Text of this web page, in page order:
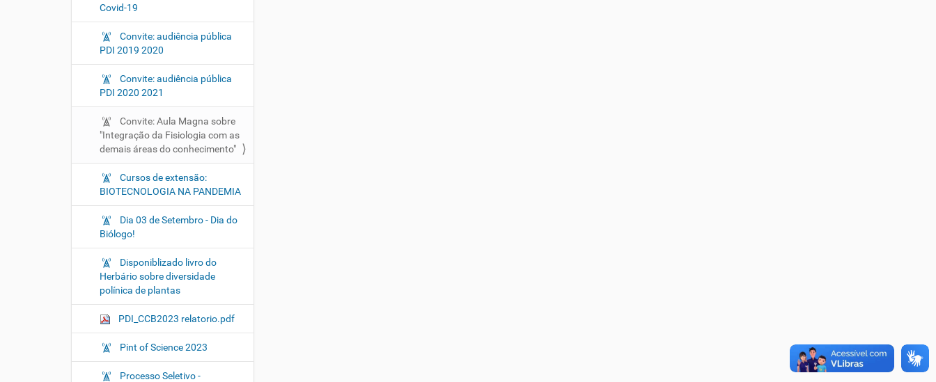
Covid-19
Convite: audiência pública
PDI 2019 2020
Convite: audiência pública
PDI 2020 2021
Convite: Aula Magna sobre
"Integração da Fisiologia com as
demais áreas do conhecimento"
Cursos de extensão:
BIOTECNOLOGIA NA PANDEMIA
Dia 03 de Setembro - Dia do
Biólogo!
Disponiblizado livro do
Herbário sobre diversidade
polínica de plantas
PDI_CCB2023 relatorio.pdf
Pint of Science 2023
Processo Seletivo -